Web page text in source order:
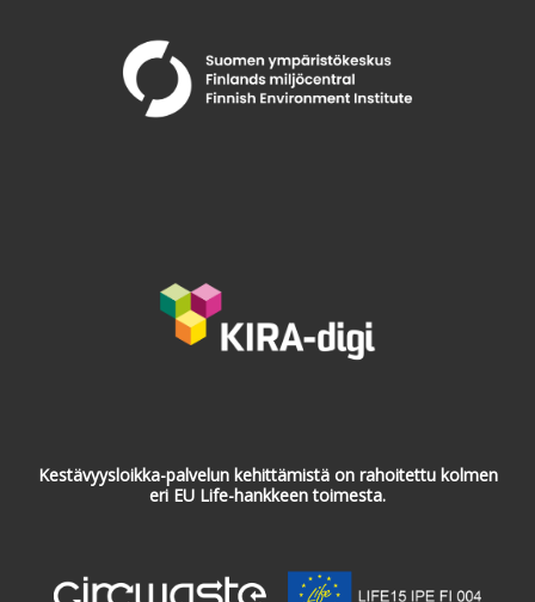
Kestävyysloikka-palvelun kehittämistä on rahoitettu kolmen
eri EU Life-hankkeen toimesta.